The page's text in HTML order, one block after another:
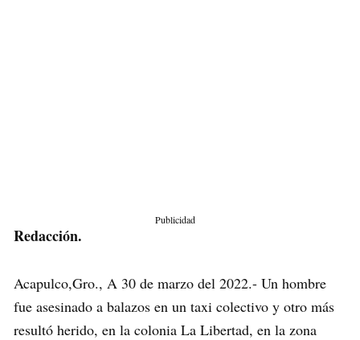
Publicidad
Redacción.
Acapulco,Gro., A 30 de marzo del 2022.- Un hombre
fue asesinado a balazos en un taxi colectivo y otro más
resultó herido, en la colonia La Libertad, en la zona